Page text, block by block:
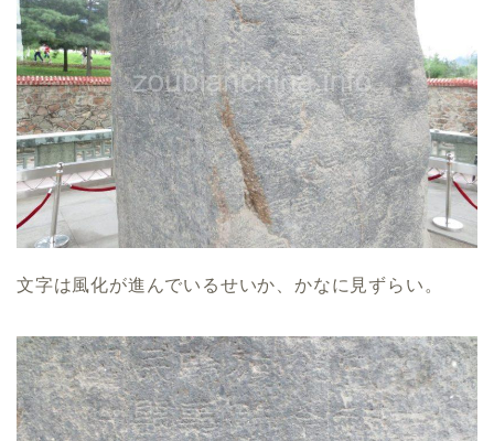
文字は風化が進んでいるせいか、かなに見ずらい。